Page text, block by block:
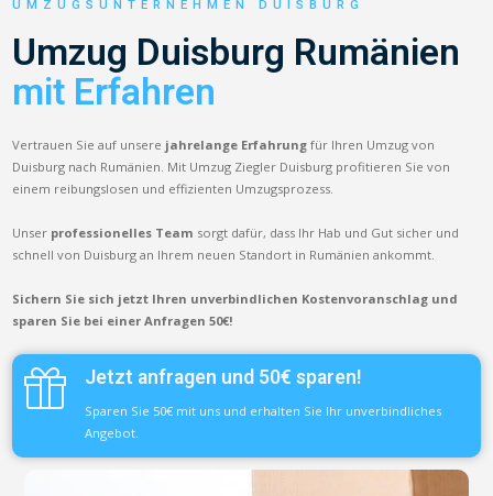
UMZUGSUNTERNEHMEN DUISBURG
Umzug Duisburg Rumänien
mit Erfahren
Vertrauen Sie auf unsere jahrelange Erfahrung für Ihren Umzug von
Duisburg nach Rumänien. Mit Umzug Ziegler Duisburg profitieren Sie von
einem reibungslosen und effizienten Umzugsprozess.
Unser professionelles Team sorgt dafür, dass Ihr Hab und Gut sicher und
schnell von Duisburg an Ihrem neuen Standort in Rumänien ankommt.
Sichern Sie sich jetzt Ihren unverbindlichen Kostenvoranschlag und
sparen Sie bei einer Anfragen 50€!
Jetzt anfragen und 50€ sparen!
Sparen Sie 50€ mit uns und erhalten Sie Ihr unverbindliches
Angebot.